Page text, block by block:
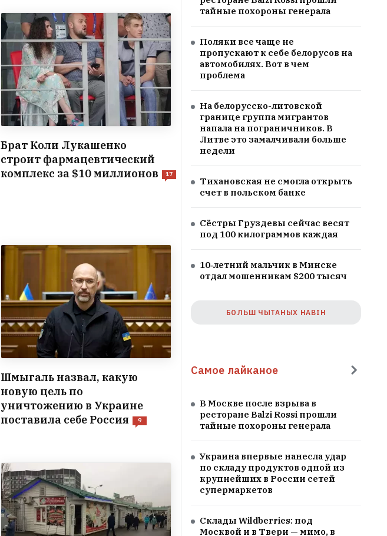
Брат Коли Лукашенко
строит фармацевтический
комплекс за $10 миллионов
17
Шмыгаль назвал, какую
новую цель по
уничтожению в Украине
поставила себе Россия
9
тайные похороны генерала
Поляки все чаще не
пропускают к себе белорусов на
автомобилях. Вот в чем
проблема
На белорусско-литовской
границе группа мигрантов
напала на пограничников. В
Литве это замалчивали больше
недели
Тихановская не смогла открыть
счет в польском банке
Сёстры Груздевы сейчас весят
под 100 килограммов каждая
10‑летний мальчик в Минске
отдал мошенникам $200 тысяч
БОЛЬШ ЧЫТАНЫХ НАВІН
Самое лайканое
В Москве после взрыва в
ресторане Balzi Rossi прошли
тайные похороны генерала
Украина впервые нанесла удар
по складу продуктов одной из
крупнейших в России сетей
супермаркетов
Склады Wildberries: под
Москвой и в Твери — мимо, в